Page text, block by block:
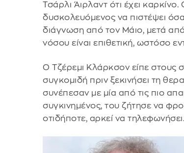
Τσάρλι Άιρλαντ ότι έχει
δυσκολευόμενος να πιστέψει
διάγνωση από τον Μάιο, μετά
νόσου είναι επιθετική, ωστόσο
Ο Τζέρεμι Κλάρκσον είπε στους
συγκομιδή πριν ξεκινήσει τη
συνέπεσαν με μία από τις πιο
συγκινημένος, του ζήτησε να
οτιδήποτε, αρκεί να τηλεφωνήσει.